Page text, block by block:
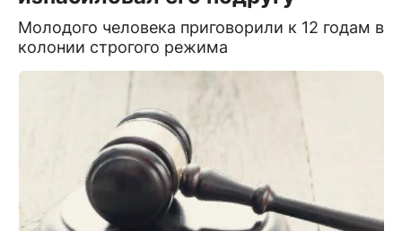
Молодого человека приговорили к 12 годам в
колонии строгого режима